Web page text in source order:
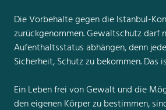
Die Vorbehalte gegen die Istanbul-
zurückgenommen. Gewaltschutz darf
Aufenthaltsstatus abhängen, denn
Sicherheit, Schutz zu bekommen. Das
Ein Leben frei von Gewalt und die
den eigenen Körper zu bestimmen,